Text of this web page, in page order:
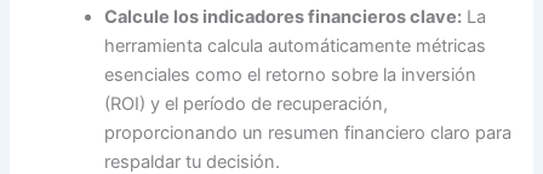
Calcule los indicadores financieros clave: La
herramienta calcula automáticamente métricas
esenciales como el retorno sobre la inversión
(ROI) y el período de recuperación,
proporcionando un resumen financiero claro para
respaldar tu decisión.